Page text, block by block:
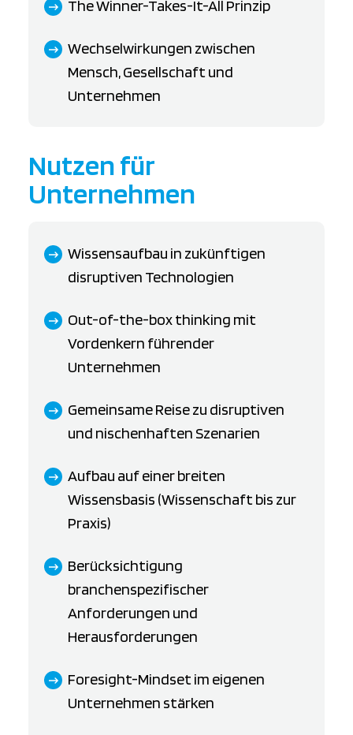
The Winner-Takes-It-All Prinzip
Wechselwirkungen zwischen
Mensch, Gesellschaft und
Unternehmen
Nutzen für
Unternehmen
Wissensaufbau in zukünftigen
disruptiven Technologien
Out-of-the-box thinking mit
Vordenkern führender
Unternehmen
Gemeinsame Reise zu disruptiven
und nischenhaften Szenarien
Aufbau auf einer breiten
Wissensbasis (Wissenschaft bis zur
Praxis)
Berücksichtigung
branchenspezifischer
Anforderungen und
Herausforderungen
Foresight-Mindset im eigenen
Unternehmen stärken